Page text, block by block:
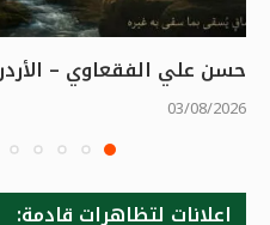
حسن علي الفقعاوي –
03/08/2026
اعلانات لتظاهرات قادمة: